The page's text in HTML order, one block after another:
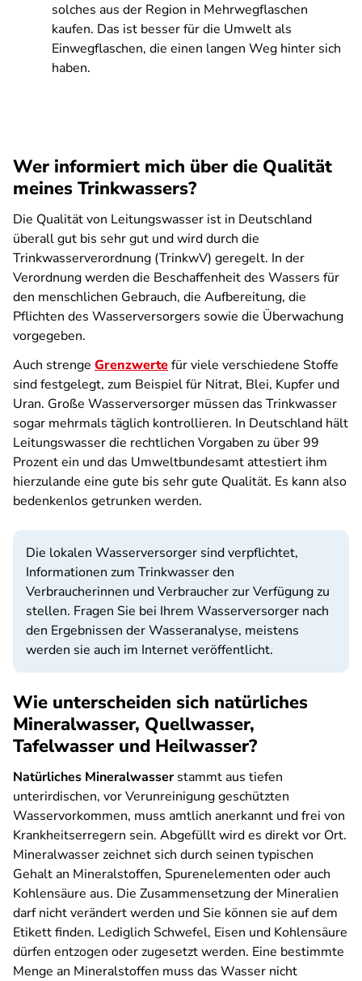
solches aus der Region in Mehrwegflaschen
kaufen. Das ist besser für die Umwelt als
Einwegflaschen, die einen langen Weg hinter sich
haben.
Wer informiert mich über die Qualität
meines Trinkwassers?
Die Qualität von Leitungswasser ist in Deutschland
überall gut bis sehr gut und wird durch die
Trinkwasserverordnung (TrinkwV) geregelt. In der
Verordnung werden die Beschaffenheit des Wassers für
den menschlichen Gebrauch, die Aufbereitung, die
Pflichten des Wasserversorgers sowie die Überwachung
vorgegeben.
Auch strenge Grenzwertefür viele verschiedene Stoffe
sind festgelegt, zum Beispiel für Nitrat, Blei, Kupfer und
Uran. Große Wasserversorger müssen das Trinkwasser
sogar mehrmals täglich kontrollieren. In Deutschland hält
Leitungswasser die rechtlichen Vorgaben zu über 99
Prozent ein und das Umweltbundesamt attestiert ihm
hierzulande eine gute bis sehr gute Qualität. Es kann also
bedenkenlos getrunken werden.
Die lokalen Wasserversorger sind verpflichtet,
Informationen zum Trinkwasser den
Verbraucherinnen und Verbraucher zur Verfügung zu
stellen. Fragen Sie bei Ihrem Wasserversorger nach
den Ergebnissen der Wasseranalyse, meistens
werden sie auch im Internet veröffentlicht.
Wie unterscheiden sich natürliches
Mineralwasser, Quellwasser,
Tafelwasser und Heilwasser?
Natürliches Mineralwasserstammt aus tiefen
unterirdischen, vor Verunreinigung geschützten
Wasservorkommen, muss amtlich anerkannt und frei von
Krankheitserregern sein. Abgefüllt wird es direkt vor Ort.
Mineralwasser zeichnet sich durch seinen typischen
Gehalt an Mineralstoffen, Spurenelementen oder auch
Kohlensäure aus. Die Zusammensetzung der Mineralien
darf nicht verändert werden und Sie können sie auf dem
Etikett finden. Lediglich Schwefel, Eisen und Kohlensäure
dürfen entzogen oder zugesetzt werden. Eine bestimmte
Menge an Mineralstoffen muss das Wasser nicht